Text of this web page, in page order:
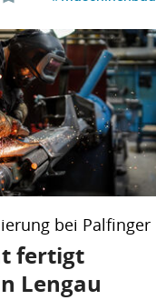
bei Palfinger
fertigt
Lengau